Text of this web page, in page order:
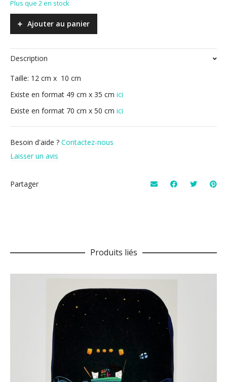
Plus que 2 en stock
Ajouter au panier
Description
Taille: 12 cm x 10 cm
Existe en format 49 cm x 35 cm ici
Existe en format 70 cm x 50 cm ici
Besoin d'aide ? Contactez-nous
Laisser un avis
Partager
Produits liés